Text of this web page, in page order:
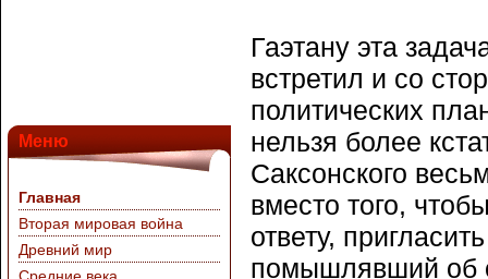
Меню
Главная
Вторая мировая война
Древний мир
Гаэтану эта
встретил и со
политических
нельзя более
Саксонского
вместо того,
ответу,
помышлявший об